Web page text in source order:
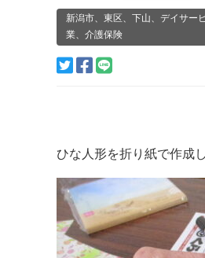
新潟市、東区、下山、デイサー
業、介護保険
ひな人形を折り紙で作成